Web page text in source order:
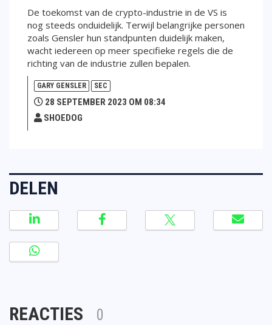
De toekomst van de crypto-industrie in de VS is
nog steeds onduidelijk. Terwijl belangrijke personen
zoals Gensler hun standpunten duidelijk maken,
wacht iedereen op meer specifieke regels die de
richting van de industrie zullen bepalen.
GARY GENSLER SEC
28 SEPTEMBER 2023 OM 08:34
SHOEDOG
DELEN
REACTIES 0